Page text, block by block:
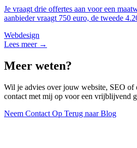
Je vraagt drie offertes aan voor een
aanbieder vraagt 750 euro, de tweede
Webdesign
Lees meer →
Meer weten?
Wil je advies over jouw website, SEO of
contact met mij op voor een vrijblijvend
Neem Contact Op Terug naar Blog